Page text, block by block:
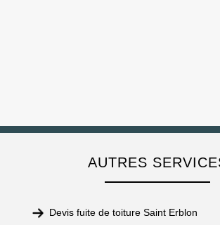
AUTRES
Devis fuite de toiture Saint Erblon